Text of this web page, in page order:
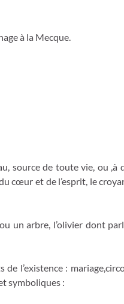
à la Mecque.
source de toute vie, ou ,à
cœur et de l’esprit, le
un arbre, l’olivier dont
l’existence :
symboliques :